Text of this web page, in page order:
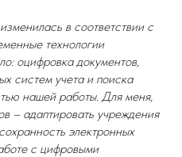
в соответствии с
технологии
оцифровка документов,
систем учета и поиска
нашей работы. Для меня,
– адаптировать учреждения
электронных
с цифровыми